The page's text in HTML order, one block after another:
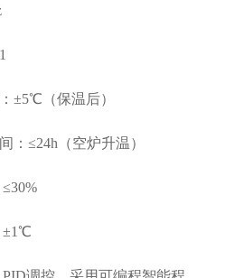
±5℃（保温后）
：≤24h（空炉升温）
±1℃